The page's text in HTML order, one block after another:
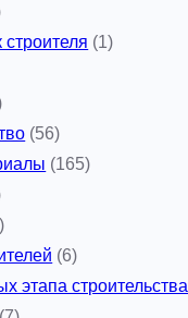
(1)
(56)
(165)
(6)
этапа строительства